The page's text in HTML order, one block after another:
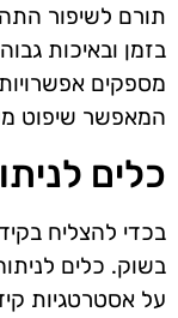
תורם לשיפור
בזמן ובאיכות
מספקים
המאפשר שיפוט
כלים
בכדי להצליח
בשוק. כלים
על אסטרטגיות